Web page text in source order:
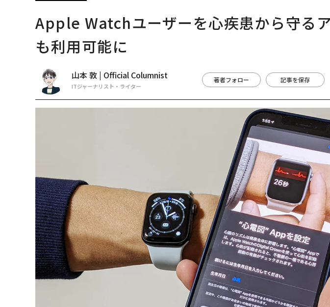
Apple Watchユーザーを心疾患から守る
も利用可能に
山本 敦 | Official Columnist
ITジャーナリスト・ライター
著者フォロー 記事を保存